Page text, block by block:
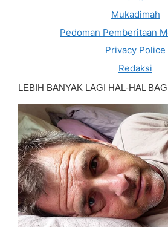
Mukadimah
Pedoman Pemberitaan
Privacy Police
Redaksi